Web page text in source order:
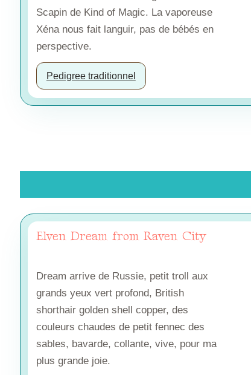
Scapin de Kind of Magic. La vaporeuse
Xéna nous fait languir, pas de bébés en
perspective.
Pedigree traditionnel
Elven Dream from Raven City
Dream arrive de Russie, petit troll aux
grands yeux vert profond, British
shorthair golden shell copper, des
couleurs chaudes de petit fennec des
sables, bavarde, collante, vive, pour ma
plus grande joie.